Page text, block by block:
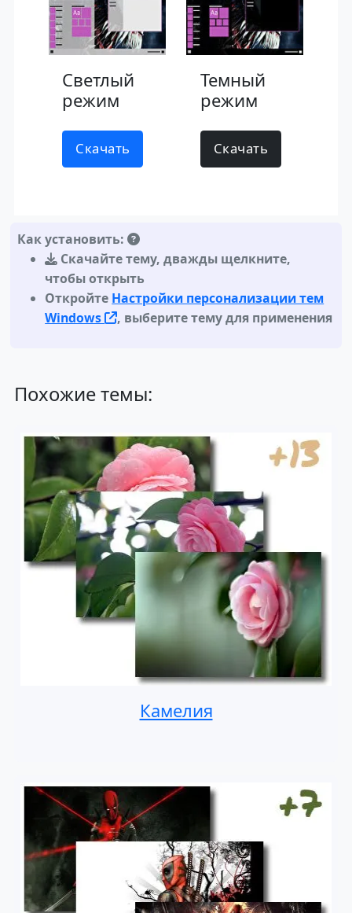
Светлый
режим
Скачать
Темный
режим
Скачать
Как установить:
Скачайте тему,дважды щелкните,
чтобы открыть
Откройте Настройки персонализации тем
Windows
, выберите тему для применения
Похожие темы:
Камелия